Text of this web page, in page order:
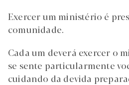
Exercer um ministério é
comunidade.
Cada um deverá exercer o
se sente particularmente
cuidando da devida